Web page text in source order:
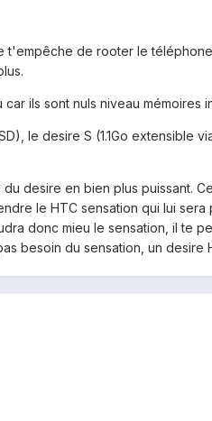
t'empêche de rooter le
ils sont nuls niveau
le desire S (1.1Go extensible
desire en bien plus puissant.
le HTC sensation qui lui
donc mieu le sensation, il te
besoin du sensation, un desire